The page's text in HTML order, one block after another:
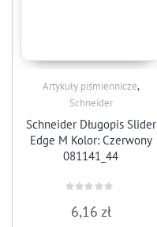
Artykuły piśmiennicze,
Schneider
Schneider Długopis Slider
Edge M Kolor: Czerwony
081141_44
out
6,16 zł